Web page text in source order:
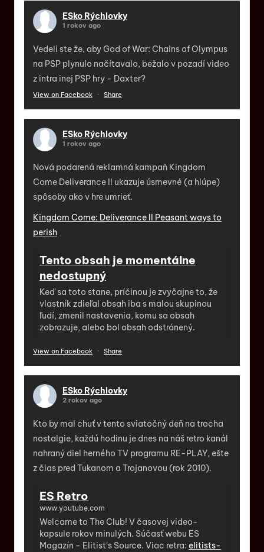
ESko Rýchlovky
1 rokov ago
Vedeli ste že, aby God of War: Chains of Olympus
na PSP plynulo načítavalo, bežalo v pozadí video
z intra inej PSP hry - Daxter?
View on Facebook · Share
ESko Rýchlovky
1 rokov ago
Nová podarená reklamná kampaň Kingdom
Come Deliverance II ukazuje úsmevné (a hlúpe)
spôsoby ako v hre umrieť.
Kingdom Come: Deliverance II Peasant ways to
perish
Tento obsah je momentálne
nedostupný
Keď sa toto stane, príčinou je zvyčajne to, že
vlastník zdieľal obsah iba s malou skupinou
ľudí, zmenil nastavenia, komu sa obsah
zobrazuje, alebo bol obsah odstránený.
View on Facebook · Share
ESko Rýchlovky
2 rokov ago
Kto by mal chuť v tento sviatočný deň na trocha
nostalgie, každú hodinu je dnes na náš retro kanál
nahraný diel herného TV programu RE-PLAY, ešte
z čias pred Tukanom a Trojanovou (rok 2010).
ES Retro
www.youtube.com
Welcome to The Club! V časovej video-
kapsule rokov minulých. Súčasť webu ES
Magazín - Elitist's Source. Viac retra: elitists-